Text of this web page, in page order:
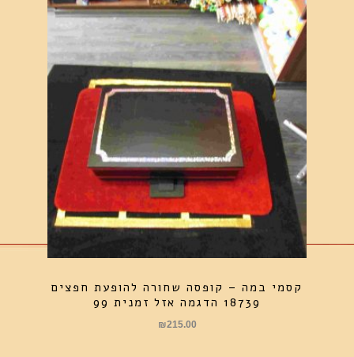
קסמי במה – קופסה שחורה להופעת חפצים
18739 הדגמה אזל זמנית 99
₪215.00